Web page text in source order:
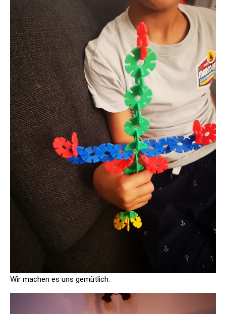
Wir machen es uns gemütlich.